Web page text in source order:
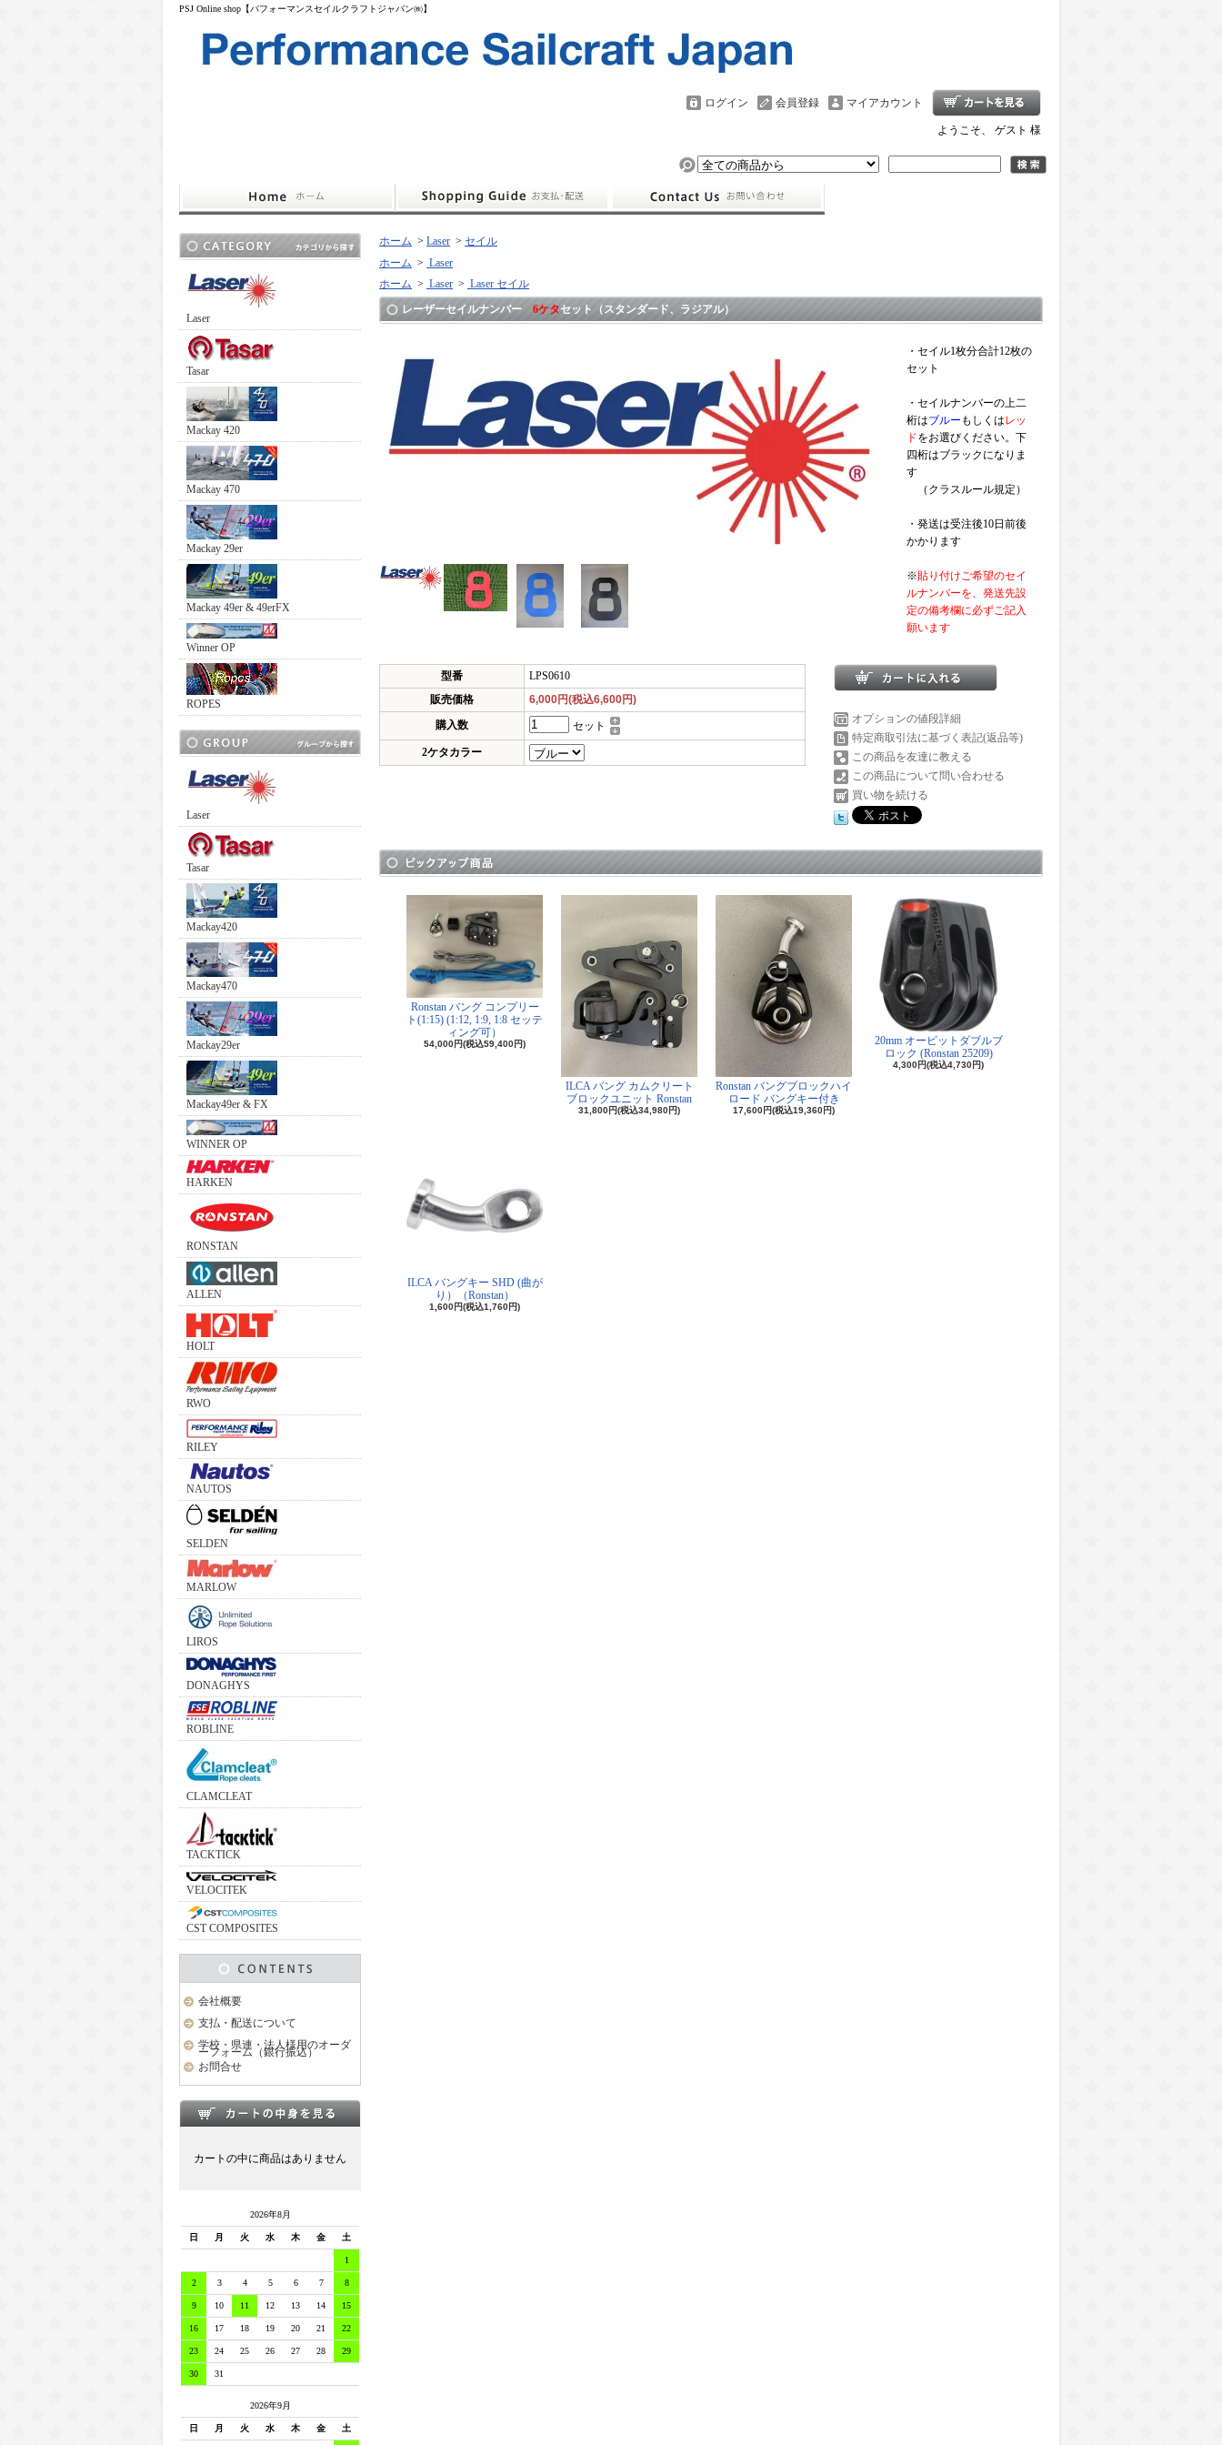
PSJ Online shop【パフォーマンスセイルクラフトジャパン㈱】
マイアカウント
会員登録
ログイン
ようこそ、 ゲスト 様
Laser
Tasar
Mackay 420
Mackay 470
Mackay 29er
Mackay 49er & 49erFX
Winner OP
ROPES
Laser
Tasar
Mackay420
Mackay470
Mackay29er
Mackay49er & FX
WINNER OP
HARKEN
RONSTAN
ALLEN
HOLT
RWO
RILEY
NAUTOS
SELDEN
MARLOW
LIROS
DONAGHYS
ROBLINE
CLAMCLEAT
TACKTICK
VELOCITEK
CST COMPOSITES
会社概要
支払・配送について
学校・県連・法人様用のオーダ
ーフォーム（銀行振込）
お問合せ
カートの中に商品はありません
2026年8月
日 月 火 水 木 金 土
1
2 3 4 5 6 7 8
9 10 11 12 13 14 15
16 17 18 19 20 21 22
23 24 25 26 27 28 29
30 31
2026年9月
日 月 火 水 木 金 土
ホーム > Laser > セイル
ホーム > Laser
ホーム > Laser > Laser セイル
レーザーセイルナンバー 6ケタセット（スタンダード、ラジアル）
・セイル1枚分合計12枚の
セット
・セイルナンバーの上二
桁はブルー もしくはレッ
ドをお選びください。下
四桁はブラックになりま
す
（クラスルール規定）
・発送は受注後10日前後
かかります
※貼り付けご希望のセイ
ルナンバーを、発送先設
定の備考欄に必ずご記入
願います
型番
LPS0610
販売価格
6,000円(税込6,600円)
購入数
セット
2ケタカラー
オプションの値段詳細
特定商取引法に基づく表記(返品等)
この商品を友達に教える
この商品について問い合わせる
買い物を続ける
Ronstan バング コンプリー
ト(1:15) (1:12, 1:9, 1:8 セッテ
ィング可）
54,000円(税込59,400円)
ILCA バング カムクリート
ブロックユニット Ronstan
31,800円(税込34,980円)
Ronstan バングブロックハイ
ロード バングキー付き
17,600円(税込19,360円)
20mm オービットダブルブ
ロック (Ronstan 25209)
4,300円(税込4,730円)
ILCA バングキー SHD (曲が
り）（Ronstan）
1,600円(税込1,760円)